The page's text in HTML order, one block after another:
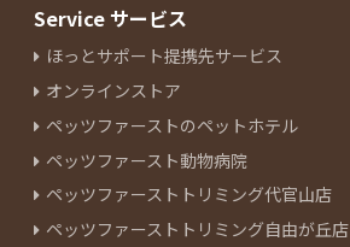
Service サービス
ほっとサポート提携先サービス
オンラインストア
ペッツファーストのペットホテル
ペッツファースト動物病院
ペッツファーストトリミング代官山店
ペッツファーストトリミング自由が丘店